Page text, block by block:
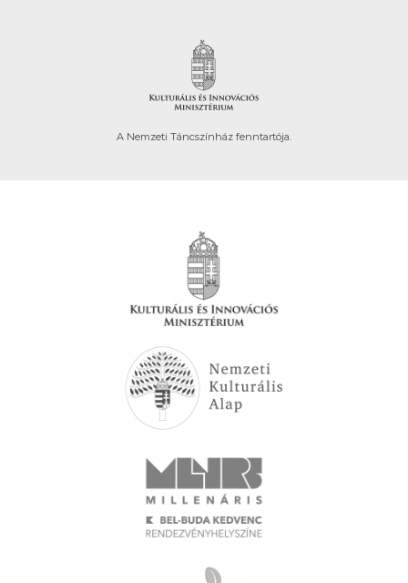
A Nemzeti Táncszínház fenntartója.